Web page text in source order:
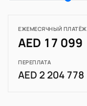
ЕЖЕМЕСЯЧНЫЙ ПЛАТЁЖ
AED 17 099
ПЕРЕПЛАТА
AED 2 204 778